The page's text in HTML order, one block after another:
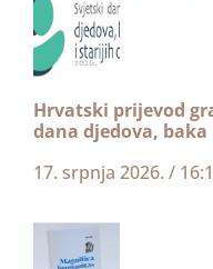
Hrvatski prijevod
dana djedova,
17. srpnja 2026.